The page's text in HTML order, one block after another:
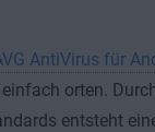
AntiVirus für
orten.
entsteht